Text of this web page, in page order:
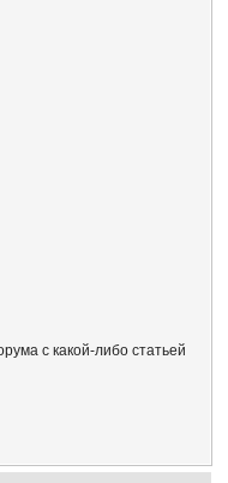
с какой-либо статьей